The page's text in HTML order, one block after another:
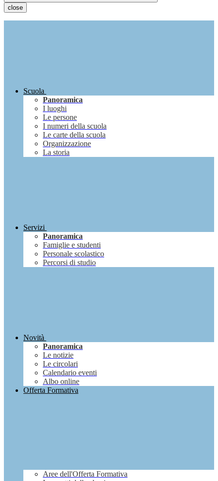
close
Scuola
Panoramica
I luoghi
Le persone
I numeri della scuola
Le carte della scuola
Organizzazione
La storia
Servizi
Panoramica
Famiglie e studenti
Personale scolastico
Percorsi di studio
Novità
Panoramica
Le notizie
Le circolari
Calendario eventi
Albo online
Offerta Formativa
Aree dell'Offerta Formativa